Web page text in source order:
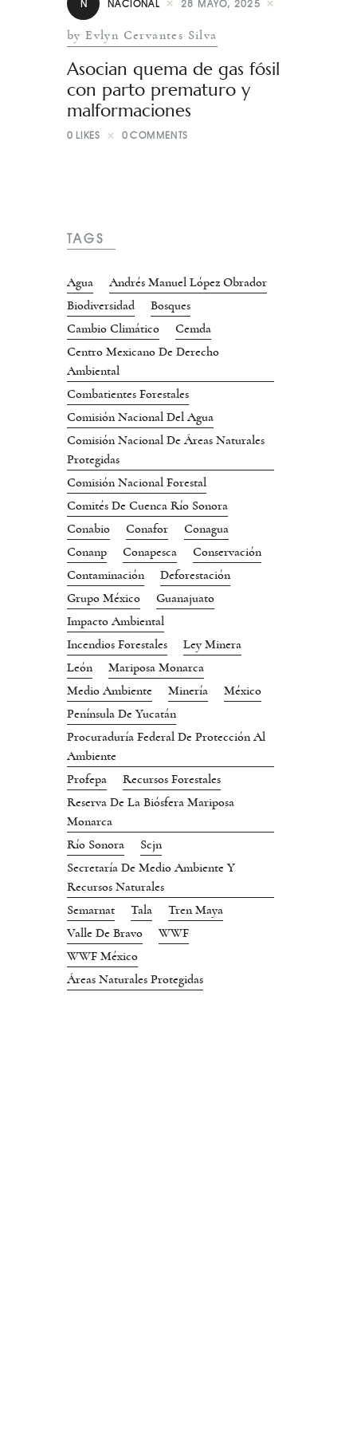
N NACIONAL 28 MAYO, 2025
by Evlyn Cervantes Silva
Asocian quema de gas fósil
con parto prematuro y
malformaciones
0 LIKES 0 COMMENTS
TAGS
Agua
Andrés Manuel López Obrador
Biodiversidad
Bosques
Cambio Climático
Cemda
Centro Mexicano De Derecho
Ambiental
Combatientes Forestales
Comisión Nacional Del Agua
Comisión Nacional De Áreas Naturales
Protegidas
Comisión Nacional Forestal
Comités De Cuenca Río Sonora
Conabio
Conafor
Conagua
Conanp
Conapesca
Conservación
Contaminación
Deforestación
Grupo México
Guanajuato
Impacto Ambiental
Incendios Forestales
Ley Minera
León
Mariposa Monarca
Medio Ambiente
Minería
México
Península De Yucatán
Procuraduría Federal De Protección Al
Ambiente
Profepa
Recursos Forestales
Reserva De La Biósfera Mariposa
Monarca
Río Sonora
Scjn
Secretaría De Medio Ambiente Y
Recursos Naturales
Semarnat
Tala
Tren Maya
Valle De Bravo
WWF
WWF México
Áreas Naturales Protegidas